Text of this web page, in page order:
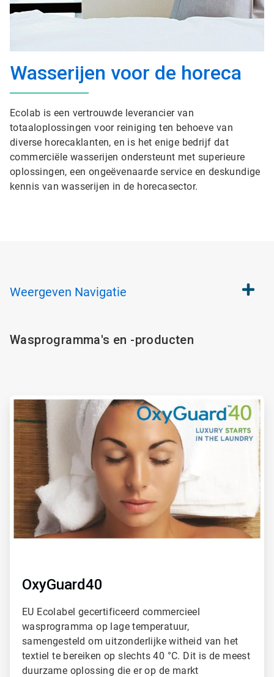
Wasserijen voor de horeca
Ecolab is een vertrouwde leverancier van
totaaloplossingen voor reiniging ten behoeve van
diverse horecaklanten, en is het enige bedrijf dat
commerciële wasserijen ondersteunt met superieure
oplossingen, een ongeëvenaarde service en deskundige
kennis van wasserijen in de horecasector.
Weergeven Navigatie
Wasprogramma's en -producten
ArticleTile
4
OxyGuard40
EU Ecolabel gecertificeerd commercieel
wasprogramma op lage temperatuur,
samengesteld om uitzonderlijke witheid van het
textiel te bereiken op slechts 40 °C. Dit is de meest
duurzame oplossing die er op de markt